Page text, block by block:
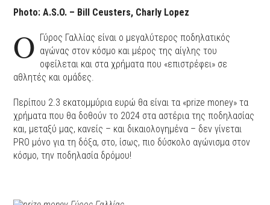
Photo: A.S.O. – Bill Ceusters, Charly Lopez
Ο Γύρος Γαλλίας είναι ο μεγαλύτερος ποδηλατικός
αγώνας στον κόσμο και μέρος της αίγλης του
οφείλεται και στα χρήματα που «επιστρέφει» σε
αθλητές και ομάδες.
Περίπου 2.3 εκατομμύρια ευρώ θα είναι τα «prize money» τα
χρήματα που θα δοθούν το 2024 στα αστέρια της ποδηλασίας
και, μεταξύ μας, κανείς – και δικαιολογημένα – δεν γίνεται
PRO μόνο για τη δόξα, στο, ίσως, πιο δύσκολο αγώνισμα στον
κόσμο, την ποδηλασία δρόμου!